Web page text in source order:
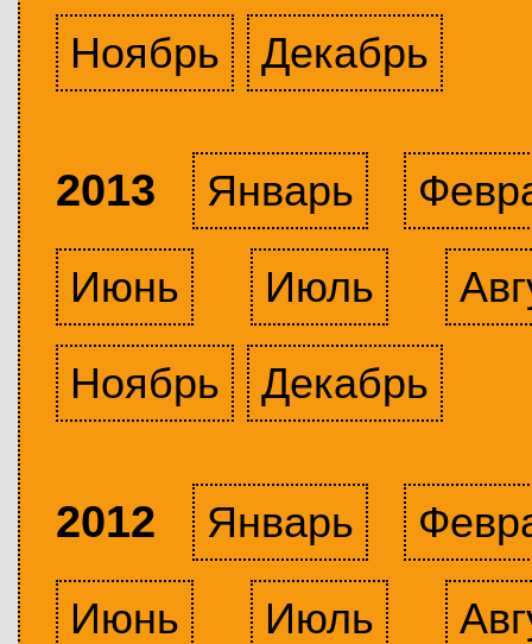
Ноябрь
Декабрь
2013 Январь
Июнь
Июль
Ноябрь
Декабрь
2012 Январь
Июнь
Июль